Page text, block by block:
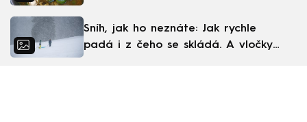
Sníh, jak ho neznáte: Jak rychle
padá i z čeho se skládá. A vločky